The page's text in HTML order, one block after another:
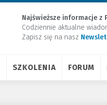
Najświeższe informacje z
Codziennie aktualne
Zapisz się na nasz
SZKOLENIA FORUM